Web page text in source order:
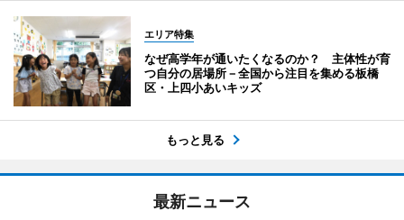
エリア特集
なぜ高学年が通いたくなるのか？ 主体性が育
つ自分の居場所－全国から注目を集める板橋
区・上四小あいキッズ
もっと見る
最新ニュース